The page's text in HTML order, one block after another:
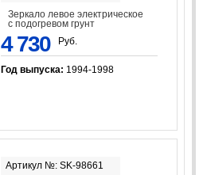
Зеркало левое электрическое
с подогревом грунт
4 730 Руб.
Год выпуска: 1994-1998
Артикул №: SK-98661